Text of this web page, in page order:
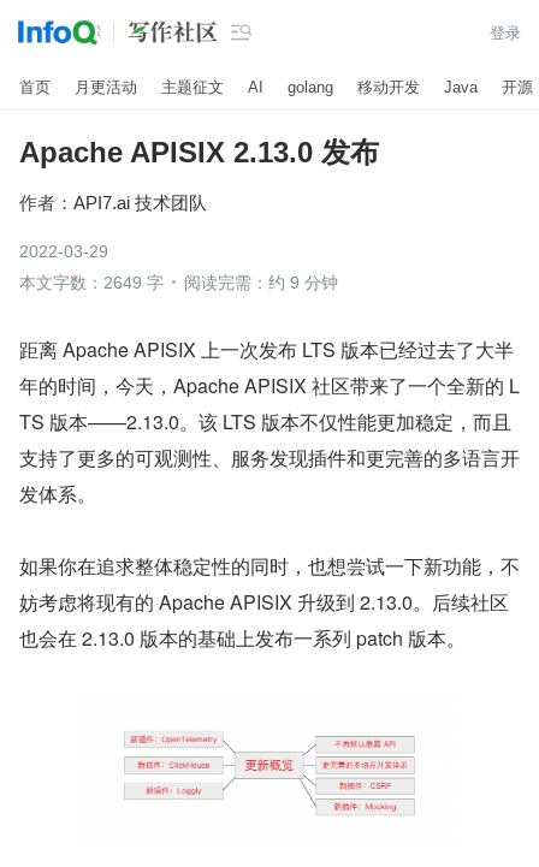
 登录
首页 月更活动 主题征文 AI golang 移动开发 Java 开源
Apache APISIX 2.13.0 发布
作者： API7.ai 技术团队
2022-03-29
本文字数：2649 字
阅读完需：约 9 分钟
距离 Apache APISIX 上一次发布 LTS 版本已经过去了大半
年的时间，今天，Apache APISIX 社区带来了一个全新的 L
TS 版本——2.13.0。该 LTS 版本不仅性能更加稳定，而且
支持了更多的可观测性、服务发现插件和更完善的多语言开
发体系。
如果你在追求整体稳定性的同时，也想尝试一下新功能，不
妨考虑将现有的 Apache APISIX 升级到 2.13.0。后续社区
也会在 2.13.0 版本的基础上发布一系列 patch 版本。